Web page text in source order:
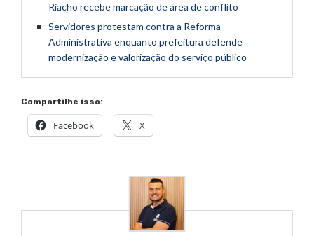
Riacho recebe marcação de área de conflito
Servidores protestam contra a Reforma
Administrativa enquanto prefeitura defende
modernização e valorização do serviço público
Compartilhe isso:
Facebook X